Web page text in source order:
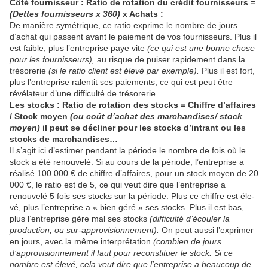
Côté fournisseur : Ratio de rotation du crédit four­nisseurs =
(Dettes fournisseurs x 360) x Achats :
De manière symétrique, ce ratio exprime le nombre de jours
d’achat qui passent avant le paiement de vos fournisseurs. Plus il
est faible, plus l’entreprise paye vite (ce qui est une bonne chose
pour les fournisseurs), au risque de puiser rapidement dans la
trésorerie (si le ratio client est élevé par exemple). Plus il est fort,
plus l’entreprise ralentit ses paiements, ce qui est peut être
révélateur d’une difficulté de trésorerie.
Les stocks : Ratio de rotation des stocks = Chiffre d’affaires
/ Stock moyen (ou coût d’achat des mar­chandises/ stock
moyen) il peut se décliner pour les stocks d’intrant ou les
stocks de marchandises…
Il s’agit ici d’estimer pendant la période le nombre de fois où le
stock a été renouvelé. Si au cours de la période, l’entreprise a
réalisé 100 000 € de chiffre d’affaires, pour un stock moyen de 20
000 €, le ratio est de 5, ce qui veut dire que l’entreprise a
renouvelé 5 fois ses stocks sur la période. Plus ce chiffre est éle­
vé, plus l’entreprise a « bien géré » ses stocks. Plus il est bas,
plus l’entreprise gère mal ses stocks (difficul­té d’écouler la
production, ou sur-approvisionnement). On peut aussi l’exprimer
en jours, avec la même in­terprétation (combien de jours
d’approvisionnement il faut pour reconstituer le stock. Si ce
nombre est élevé, cela veut dire que l’entreprise a beaucoup de